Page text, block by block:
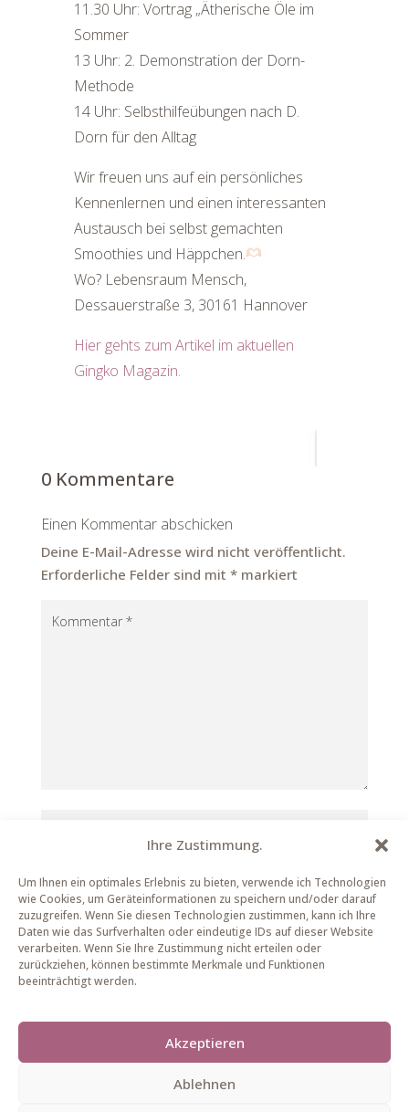
Ihre Zustimmung.
Um Ihnen ein optimales Erlebnis zu bieten, verwende ich Technologien
wie Cookies, um Geräteinformationen zu speichern und/oder darauf
zuzugreifen. Wenn Sie diesen Technologien zustimmen, kann ich Ihre
Daten wie das Surfverhalten oder eindeutige IDs auf dieser Website
verarbeiten. Wenn Sie Ihre Zustimmung nicht erteilen oder
zurückziehen, können bestimmte Merkmale und Funktionen
beeinträchtigt werden.
Akzeptieren
Ablehnen
11.30 Uhr: Vortrag „Ätherische Öle im
Sommer
13 Uhr: 2. Demonstration der Dorn-
Methode
14 Uhr: Selbsthilfeübungen nach D.
Dorn für den Alltag
Wir freuen uns auf ein persönliches
Kennenlernen und einen interessanten
Austausch bei selbst gemachten
Smoothies und Häppchen.
Wo? Lebensraum Mensch,
Dessauerstraße 3, 30161 Hannover
Hier gehts zum Artikel im aktuellen
Gingko Magazin.
0 Kommentare
Einen Kommentar abschicken
Deine E-Mail-Adresse wird nicht veröffentlicht.
Erforderliche Felder sind mit *markiert
Name, E-Mail-Adresse und Website in diesem
Kommentar abschicken